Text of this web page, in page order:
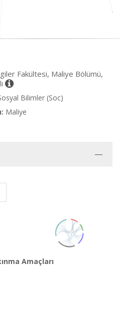
Fakültesi, Maliye Bölümü,
Bilimler (Soc)
Maliye
Amaçları